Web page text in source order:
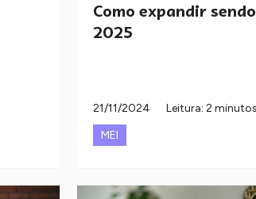
Como expandir
2025
21/11/2024
Leitura: 2 minutos
MEI